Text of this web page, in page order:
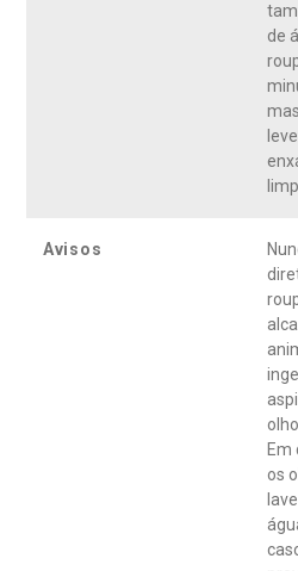
de
Avisos
Em
os